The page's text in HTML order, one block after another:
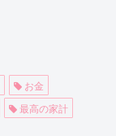
お金
最高の家計